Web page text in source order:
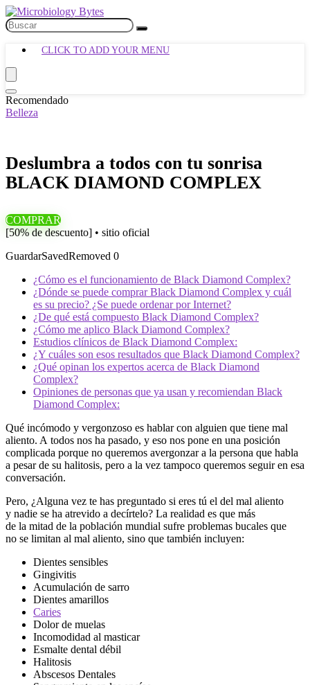
CLICK TO ADD YOUR MENU
Recomendado
Belleza
Deslumbra a todos con tu sonrisa
BLACK DIAMOND COMPLEX
COMPRAR
[50% de descuento] • sitio oficial
GuardarSavedRemoved 0
¿Cómo es el funcionamiento de Black Diamond Complex?
¿Dónde se puede comprar Black Diamond Complex y cuál
es su precio? ¿Se puede ordenar por Internet?
¿De qué está compuesto Black Diamond Complex?
¿Cómo me aplico Black Diamond Complex?
Estudios clínicos de Black Diamond Complex:
¿Y cuáles son esos resultados que Black Diamond Complex?
¿Qué opinan los expertos acerca de Black Diamond
Complex?
Opiniones de personas que ya usan y recomiendan Black
Diamond Complex:
Qué incómodo y vergonzoso es hablar con alguien que tiene mal
aliento. A todos nos ha pasado, y eso nos pone en una posición
complicada porque no queremos avergonzar a la persona que habla
a pesar de su halitosis, pero a la vez tampoco queremos seguir en esa
conversación.
Pero, ¿Alguna vez te has preguntado si eres tú el del mal aliento
y nadie se ha atrevido a decírtelo? La realidad es que más
de la mitad de la población mundial sufre problemas bucales que
no se limitan al mal aliento, sino que también incluyen:
Dientes sensibles
Gingivitis
Acumulación de sarro
Dientes amarillos
Caries
Dolor de muelas
Incomodidad al masticar
Esmalte dental débil
Halitosis
Abscesos Dentales